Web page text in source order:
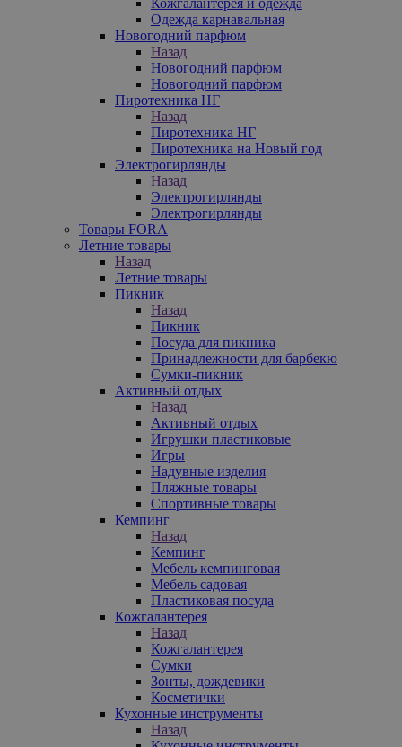
Одежда карнавальная
Новогодний парфюм
Назад
Новогодний парфюм
Новогодний парфюм
Пиротехника НГ
Назад
Пиротехника НГ
Пиротехника на Новый год
Электрогирлянды
Назад
Электрогирлянды
Электрогирлянды
Товары FORA
Летние товары
Назад
Летние товары
Пикник
Назад
Пикник
Посуда для пикника
Принадлежности для барбекю
Сумки-пикник
Активный отдых
Назад
Активный отдых
Игрушки пластиковые
Игры
Надувные изделия
Пляжные товары
Спортивные товары
Кемпинг
Назад
Кемпинг
Мебель кемпинговая
Мебель садовая
Пластиковая посуда
Кожгалантерея
Назад
Кожгалантерея
Сумки
Зонты, дождевики
Косметички
Кухонные инструменты
Назад